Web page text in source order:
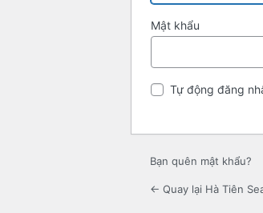
Mật khẩu
Tự động đăng
Bạn quên mật khẩu?
← Quay lại Hà Tiên